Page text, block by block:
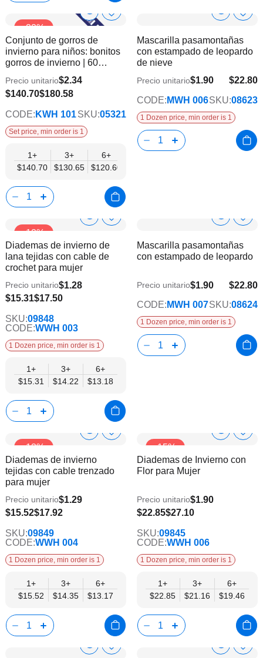
-22%
Show
Info
Añadir
lista
deseos
Conjunto de gorros de
invierno para niños: bonitos
gorros de invierno | 60
$140.70$180.58
$120.60
Precio unitario$2.34
CODE: KWH 101SKU:05321
Set price, min order is 1
1+
$140.70
3+
$130.65
6+
$120.60
Show
Info la
lista
Mascarilla pasamontañas
con estampado de leopardo
de nieve
$22.80
Precio unitario$1.90
CODE: MWH 006SKU:08623
1 Dozen price, min order is 1
-12%
Show
Info
Añadir
deseos
Diademas de invierno de
lana tejidas con cable de
crochet para mujer
$15.31$17.50
$13.18
Precio unitario$1.28
CODE:WWH 003
SKU:09848
1 Dozen price, min order is 1
1+
$15.31
3+
$14.22
6+
$13.18
Show
Info la
lista
Mascarilla pasamontañas
con estampado de leopardo
$22.80
Precio unitario$1.90
CODE: MWH 007SKU:08624
1 Dozen price, min order is 1
-13%
Show
Info
Añadir
lista
deseos
Diademas de invierno
tejidas con cable trenzado
para mujer
$15.52$17.92
$13.17
Precio unitario$1.29
CODE:WWH 004
SKU:09849
1 Dozen price, min order is 1
1+
$15.52
3+
$14.35
6+
$13.17
-15%
Show
Info la
Diademas de Invierno con
Flor para Mujer
$22.85$27.10
$19.46
Precio unitario$1.90
CODE:WWH 006
SKU:09845
1 Dozen price, min order is 1
1+
$22.85
3+
$21.16
6+
$19.46
ShowAñadir
Show